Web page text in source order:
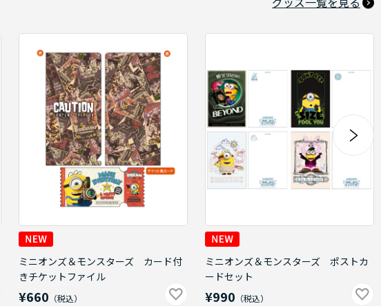
ミニオンズ＆モンスターズ カード付
きチケットファイル
¥660
ミニオンズ＆モンスターズ ポストカ
ードセット
¥990